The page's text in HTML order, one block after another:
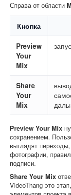
Справа от области
Кнопка
Preview
Your
Mix
Share
Your
Mix
Preview Your Mix
сохранением.
выглядят
фотографии,
подписи.
Share Your Mix
VideoThang это